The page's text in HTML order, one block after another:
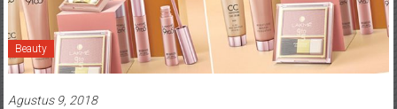
Beauty
Agustus 9, 2018